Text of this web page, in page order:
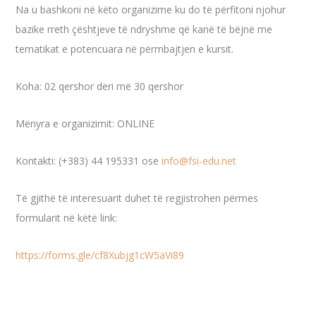
Na u bashkoni në këto organizime ku do të përfitoni njohur
bazike rreth çështjeve të ndryshme që kanë të bëjnë me
tematikat e potencuara në përmbajtjen e kursit.
Koha: 02 qershor deri më 30 qershor
Mënyra e organizimit: ONLINE
Kontakti: (+383) 44 195331 oseinfo@fsi-edu.net
Të gjithë të interesuarit duhet të regjistrohen përmes
formularit në këtë link:
https://forms.gle/cf8Xubjg1cW5aVi89